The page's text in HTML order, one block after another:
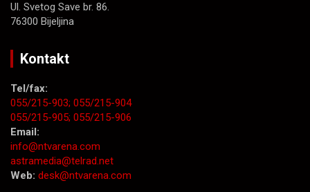
Ul. Svetog Save br. 86.
76300 Bijeljina
Kontakt
Tel/fax:
055/215-903; 055/215-904
055/215-905; 055/215-906
Email:
info@ntvarena.com
astramedia@telrad.net
Web: desk@ntvarena.com